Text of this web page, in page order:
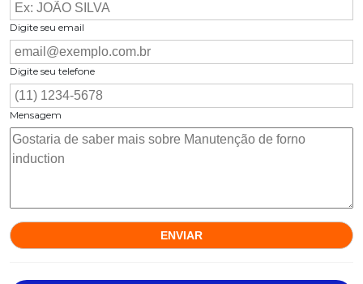
Digite seu email
Digite seu telefone
Mensagem